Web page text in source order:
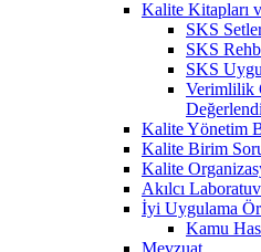
Kalite Kitapları
SKS
SKS
SKS
Verimlilik
Kalite Yönetim
Kalite Birim
Kalite
Akılcı
İyi Uygulama
Kamu
Mevzuat